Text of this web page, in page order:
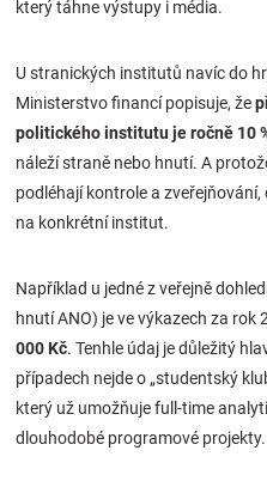
který táhne výstupy i média.
U stranických institutů navíc do
Ministerstvo financí popisuje, že
politického institutu je ročně 10
náleží straně nebo hnutí. A
podléhají kontrole a
na konkrétní institut.
Například u jedné z veřejně
hnutí ANO) je ve výkazech za rok
000 Kč. Tenhle údaj je důležitý
případech nejde o „studentský
který už umožňuje full-time
dlouhodobé programové projekty.